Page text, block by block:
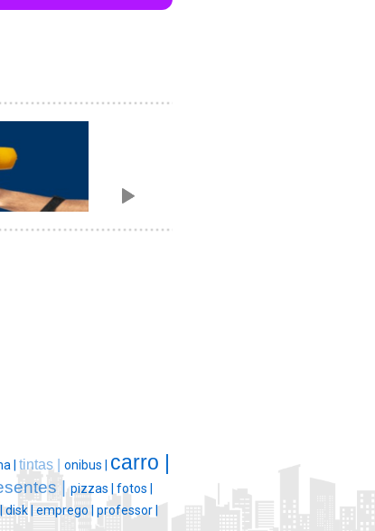
| tintas | onibus | carro |
|pizzas | fotos |
disk | emprego | professor |